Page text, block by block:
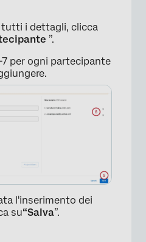
i dettagli, clicca
”.
per ogni partecipante
l'inserimento dei
su“Salva”.